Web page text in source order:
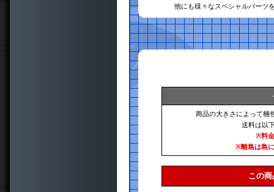
他にも様々なスペシャルパーツ
商品の大きさによって梱
送料は以
※料
※離島は島
この